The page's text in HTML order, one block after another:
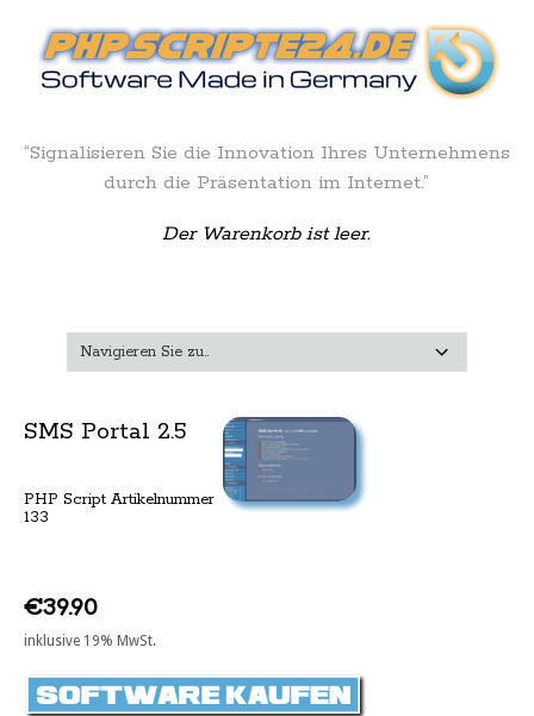
“Signalisieren Sie die Innovation Ihres Unternehmens
durch die Präsentation im Internet.”
Der Warenkorb ist leer.
SMS Portal 2.5
PHP Script Artikelnummer
133
€39.90
inklusive 19% MwSt.